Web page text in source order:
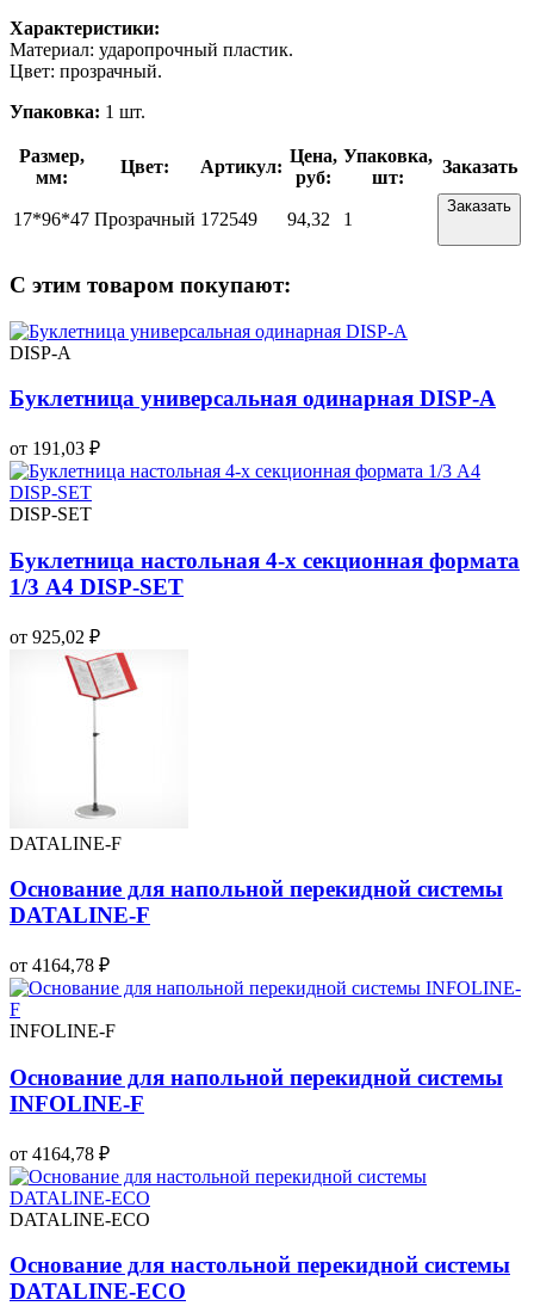
Характеристики:
Материал: ударопрочный пластик.
Цвет: прозрачный.
Упаковка: 1 шт.
Размер,
мм:
Цвет: Артикул:
Цена,
руб:
Упаковка,
шт:
Заказать
17*96*47 Прозрачный 172549 94,32 1
Заказать
С этим товаром покупают:
DISP-А
Буклетница универсальная одинарная DISP-А
от 191,03 ₽
DISP-SET
Буклетница настольная 4-х секционная формата
1/3 A4 DISP-SET
от 925,02 ₽
DATALINE-F
Основание для напольной перекидной системы
DATALINE-F
от 4164,78 ₽
INFOLINE-F
Основание для напольной перекидной системы
INFOLINE-F
от 4164,78 ₽
DATALINE-ECO
Основание для настольной перекидной системы
DATALINE-ECO